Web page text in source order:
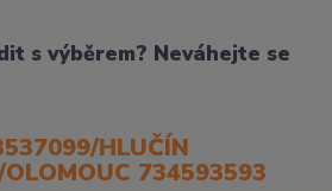
s výběrem? Neváhejte se
HLUČÍN
734593593